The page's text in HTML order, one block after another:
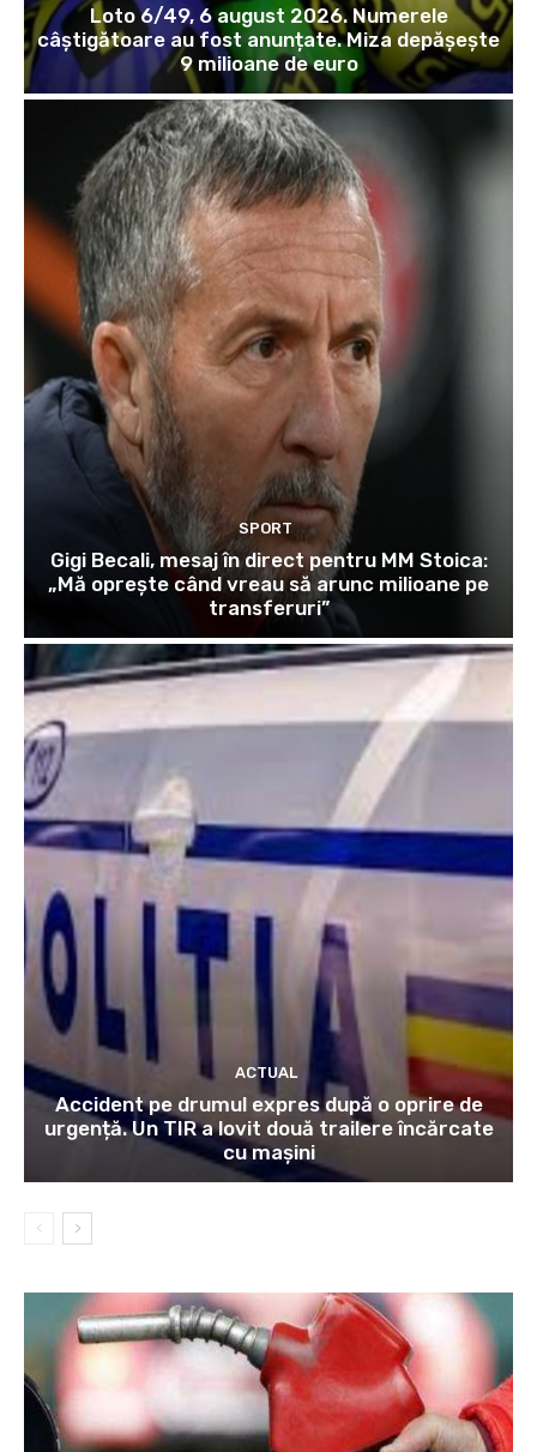
Loto 6/49, 6 august 2026. Numerele
câștigătoare au fost anunțate. Miza depășește
9 milioane de euro
SPORT
Gigi Becali, mesaj în direct pentru MM Stoica:
„Mă oprește când vreau să arunc milioane pe
transferuri”
ACTUAL
Accident pe drumul expres după o oprire de
urgență. Un TIR a lovit două trailere încărcate
cu mașini